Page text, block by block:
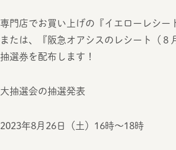
専門店でお買い上げの『イエローレシー
または、『阪急オアシスのレシート（８
抽選券を配布します！
大抽選会の抽選発表
2023年8月26日（土）16時〜18時